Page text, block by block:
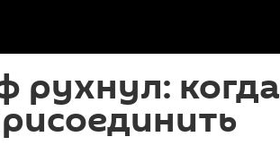
рухнул: когда